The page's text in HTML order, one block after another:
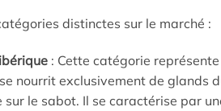
distinctes sur le marché :
: Cette catégorie représente
nourrit exclusivement de glands
le sabot. Il se caractérise par